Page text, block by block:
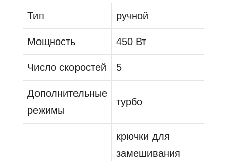
Тип
ручной
Мощность 450 Вт
Число скоростей 5
Дополнительные
режимы
турбо
крючки для
замешивания